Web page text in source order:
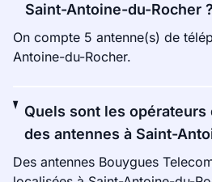
Saint-Antoine-du-Rocher ?
On compte 5 antenne(s) de
Antoine-du-Rocher.
Quels sont les
des antennes à Saint-
Des antennes Bouygues